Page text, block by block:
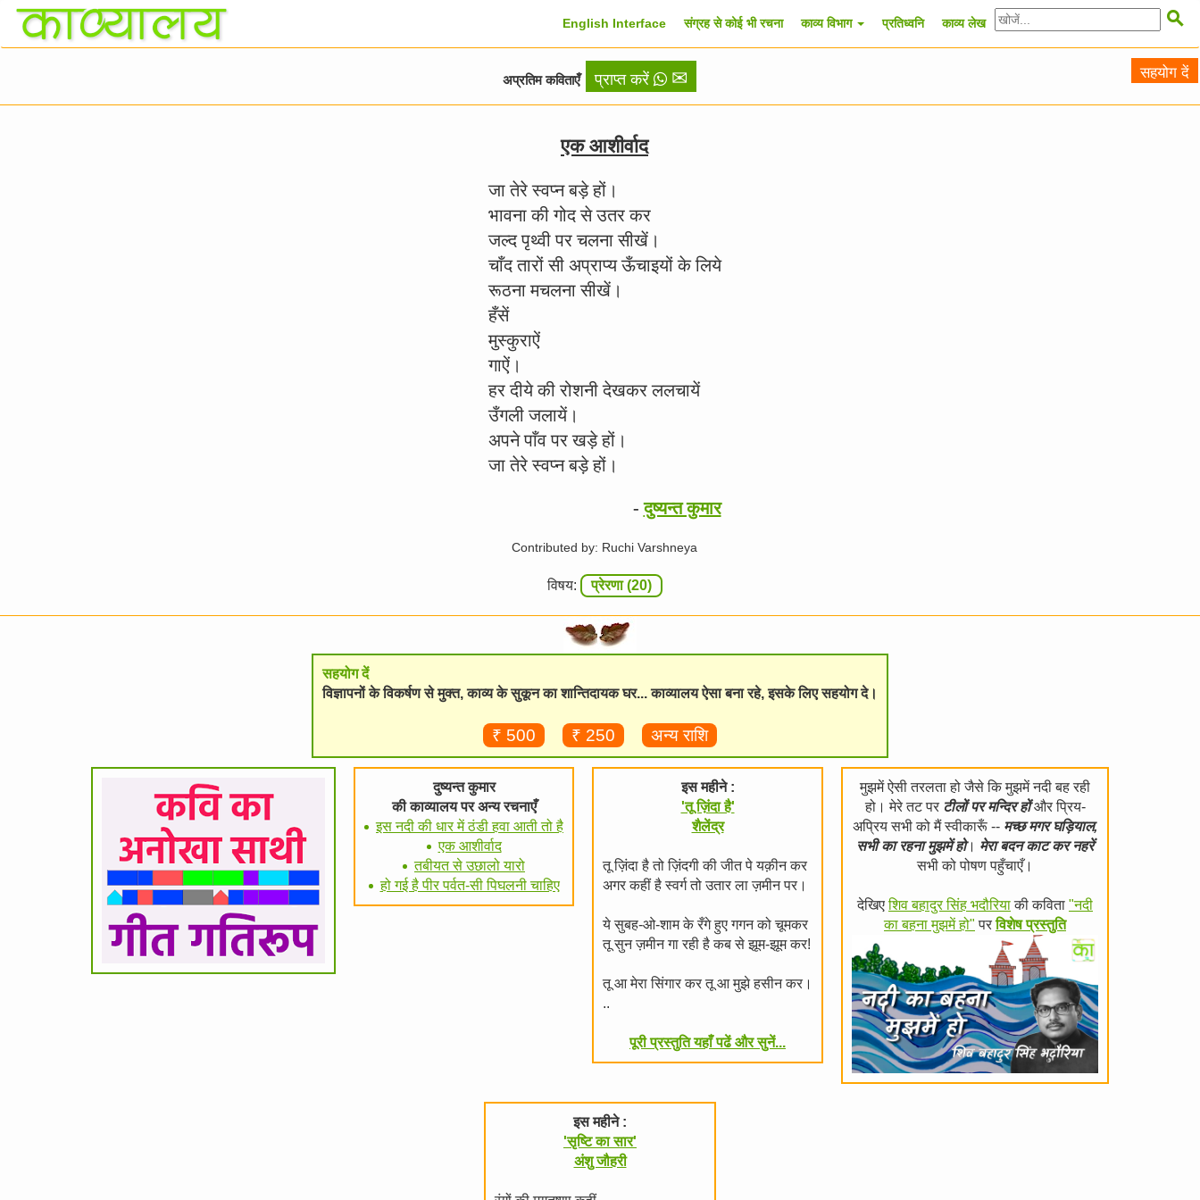

English Interface संग्रह से कोई भी रचना काव्य विभाग प्रतिध्वनि काव्य लेख
सहयोग दें
अप्रतिम कविताएँ प्राप्त करें ✉
एक आशीर्वाद
जा तेरे स्वप्न बड़े हों।
भावना की गोद से उतर कर
जल्द पृथ्वी पर चलना सीखें।
चाँद तारों सी अप्राप्य ऊँचाइयों के लिये
रूठना मचलना सीखें।
हँसें
मुस्कुराऐं
गाऐं।
हर दीये की रोशनी देखकर ललचायें
उँगली जलायें।
अपने पाँव पर खड़े हों।
जा तेरे स्वप्न बड़े हों।
-दुष्यन्त कुमार
Contributed by: Ruchi Varshneya
विषय: प्रेरणा (20)
सहयोग दें
विज्ञापनों के विकर्षण से मुक्त, काव्य के सुकून का शान्तिदायक घर... काव्यालय ऐसा बना रहे, इसके लिए सहयोग दे।
₹ 500 ₹ 250 अन्य राशि
दुष्यन्त कुमार
की काव्यालय पर अन्य रचनाएँ
इस नदी की धार में ठंडी हवा आती तो है
एक आशीर्वाद
तबीयत से उछालो यारो
हो गई है पीर पर्वत-सी पिघलनी चाहिए
इस महीने :
'तू ज़िंदा है'
शैलेंद्र
तू ज़िंदा है तो ज़िंदगी की जीत पे यक़ीन कर
अगर कहीं है स्वर्ग तो उतार ला ज़मीन पर।
ये सुबह-ओ-शाम के रँगे हुए गगन को चूमकर
तू सुन ज़मीन गा रही है कब से झूम-झूम कर!
तू आ मेरा सिंगार कर तू आ मुझे हसीन कर।
..
पूरी प्रस्तुति यहाँ पढें और सुनें...
मुझमें ऐसी तरलता हो जैसे कि मुझमें नदी बह रही
हो। मेरे तट पर टीलों पर मन्दिर होंऔर प्रिय-
अप्रिय सभी को मैं स्वीकारूँ -- मच्छ मगर घड़ियाल,
सभी का रहना मुझमें हो। मेरा बदन काट कर नहरें
सभी को पोषण पहुँचाएँ।
देखिएशिव बहादुर सिंह भदौरियाकी कविता "नदी
का बहना मुझमें हो" परविशेष प्रस्तुति
इस महीने :
'सृष्टि का सार'
अंशु जौहरी